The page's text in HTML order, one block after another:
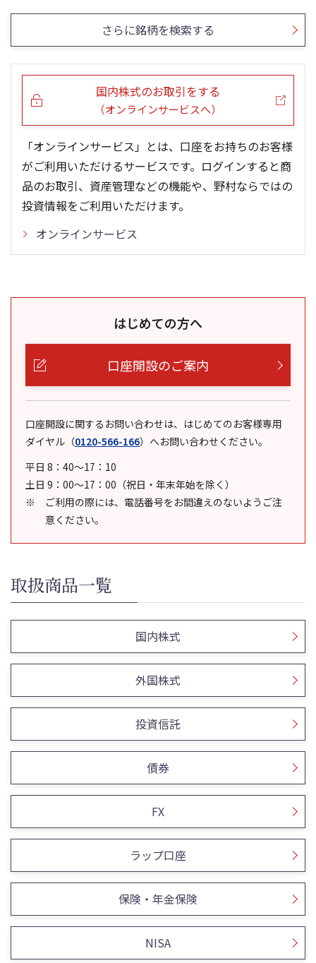
さらに銘柄を検索する
国内株式のお取引をする
（オンラインサービスへ）
「オンラインサービス」とは、口座をお持ちのお客様
がご利用いただけるサービスです。ログインすると商
品のお取引、資産管理などの機能や、野村ならではの
投資情報をご利用いただけます。
オンラインサービス
はじめての方へ
口座開設のご案内
口座開設に関するお問い合わせは、はじめてのお客様専用
ダイヤル （0120-566-166） へお問い合わせください。
平日 8：40～17：10
土日 9：00～17：00（祝日・年末年始を除く）
ご利用の際には、電話番号をお間違えのないようご注
意ください。
取扱商品一覧
国内株式
外国株式
投資信託
債券
FX
ラップ口座
保険・年金保険
NISA